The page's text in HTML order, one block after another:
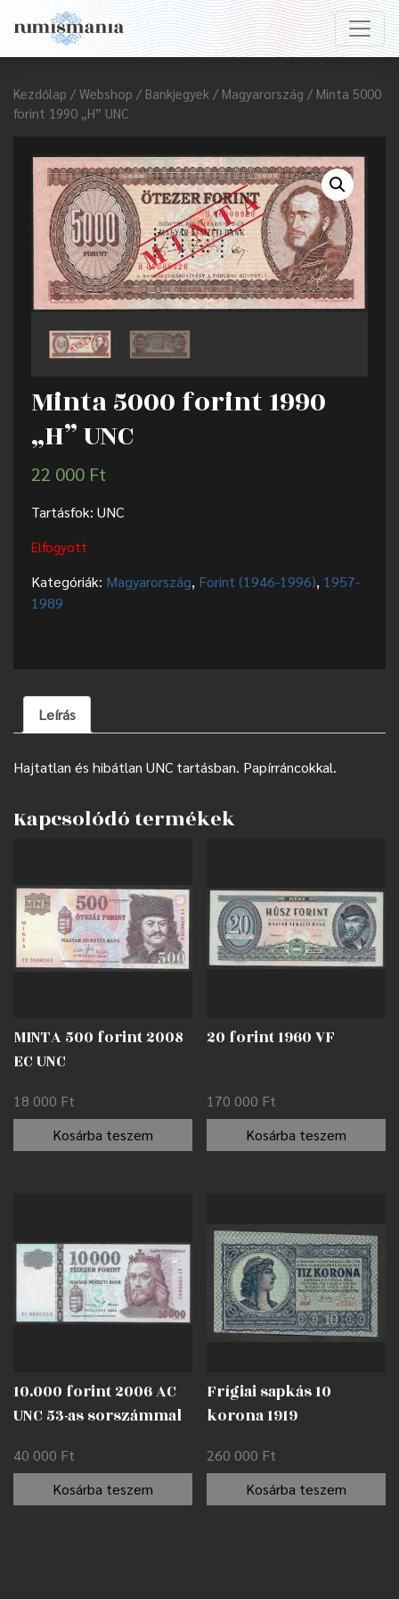
Kezdőlap / Webshop / Bankjegyek / Magyarország / Minta 5000
forint 1990 „H” UNC
Minta 5000 forint 1990
„H” UNC
22 000 Ft
Tartásfok: UNC
Elfogyott
Kategóriák: Magyarország, Forint (1946-1996), 1957-
1989
Leírás
Hajtatlan és hibátlan UNC tartásban. Papírráncokkal.
Kapcsolódó termékek
MINTA 500 forint 2008
EC UNC
18 000 Ft
Kosárba teszem
20 forint 1960 VF
170 000 Ft
Kosárba teszem
10.000 forint 2006 AC
UNC 53-as sorszámmal
40 000 Ft
Kosárba teszem
Frígiai sapkás 10
korona 1919
260 000 Ft
Kosárba teszem